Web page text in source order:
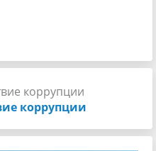
коррупции